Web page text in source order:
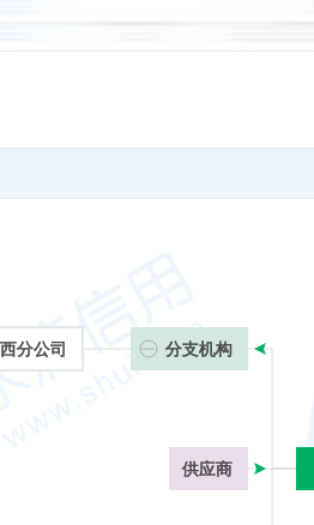
分支机构
供应商
分公司